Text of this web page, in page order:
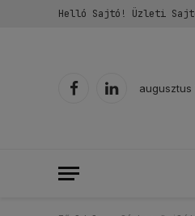
Helló Sajtó! Üzleti
FacebookLinkedIn
augusztus